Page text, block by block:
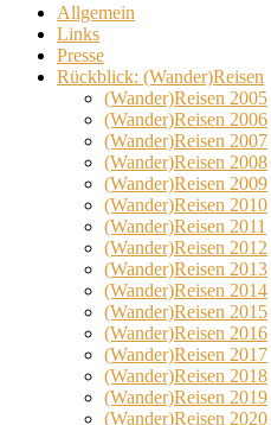
Allgemein
Links
Presse
Rückblick: (Wander)Reisen
(Wander)Reisen 2005
(Wander)Reisen 2006
(Wander)Reisen 2007
(Wander)Reisen 2008
(Wander)Reisen 2009
(Wander)Reisen 2010
(Wander)Reisen 2011
(Wander)Reisen 2012
(Wander)Reisen 2013
(Wander)Reisen 2014
(Wander)Reisen 2015
(Wander)Reisen 2016
(Wander)Reisen 2017
(Wander)Reisen 2018
(Wander)Reisen 2019
(Wander)Reisen 2020